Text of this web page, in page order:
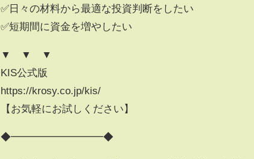
✅日々の材料から最適な投資判断をしたい
✅短期間に資金を増やしたい
▼ ▼ ▼
KIS公式版
https://krosy.co.jp/kis/
【お気軽にお試しください】
◆━━━━━━━━━◆